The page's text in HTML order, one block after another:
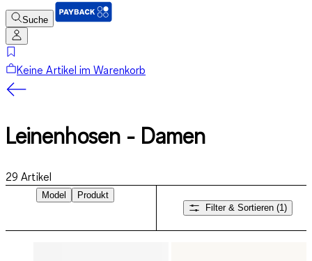
Suche
Keine Artikel im Warenkorb
Leinenhosen - Damen
29 Artikel
Model
Produkt
Filter & Sortieren (1)